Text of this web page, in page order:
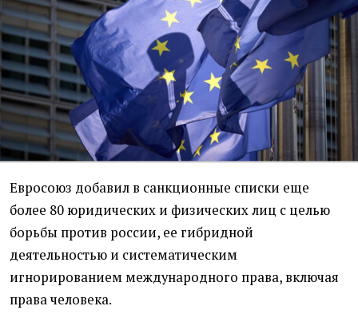
Евросоюз добавил в санкционные списки еще
более 80 юридических и физических лиц с целью
борьбы против россии, ее гибридной
деятельностью и систематическим
игнорированием международного права, включая
права человека.